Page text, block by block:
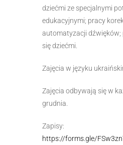
dziećmi ze specjalnymi
edukacyjnymi; pracy
automatyzacji dźwięków;
się dziećmi.
Zajęcia w języku
Zajęcia odbywają się w
grudnia.
Zapisy:
https://forms.gle/